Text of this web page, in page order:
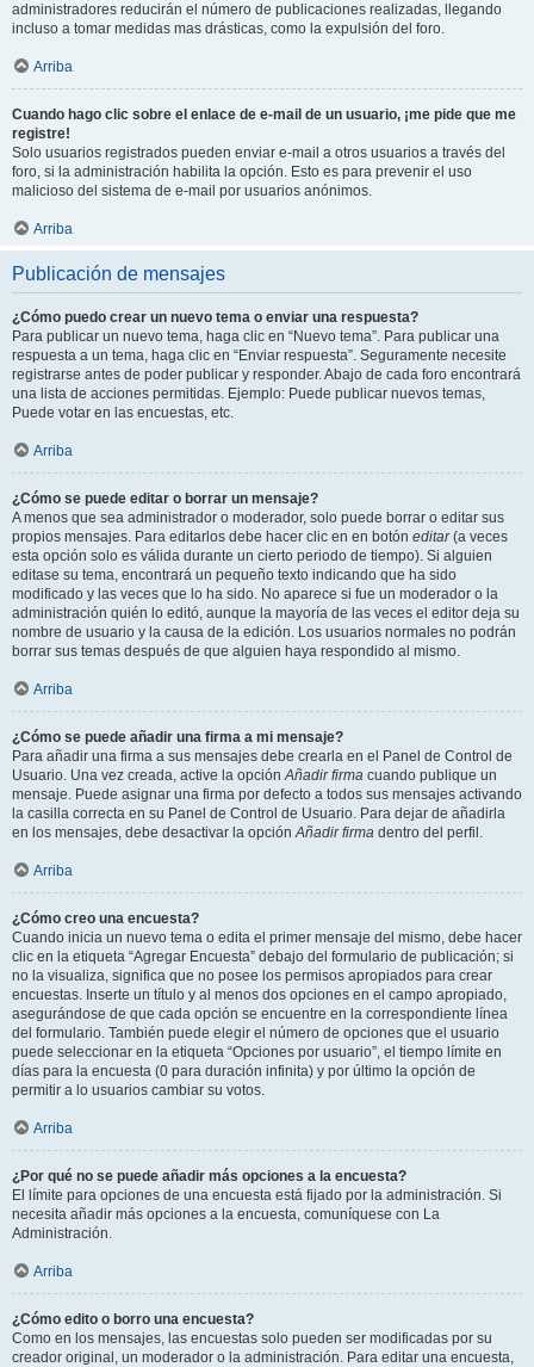
administradores reducirán el número de publicaciones realizadas, llegando
incluso a tomar medidas mas drásticas, como la expulsión del foro.
Arriba
Cuando hago clic sobre el enlace de e-mail de un usuario, ¡me pide que me
registre!
Solo usuarios registrados pueden enviar e-mail a otros usuarios a través del
foro, si la administración habilita la opción. Esto es para prevenir el uso
malicioso del sistema de e-mail por usuarios anónimos.
Arriba
Publicación de mensajes
¿Cómo puedo crear un nuevo tema o enviar una respuesta?
Para publicar un nuevo tema, haga clic en “Nuevo tema”. Para publicar una
respuesta a un tema, haga clic en “Enviar respuesta”. Seguramente necesite
registrarse antes de poder publicar y responder. Abajo de cada foro encontrará
una lista de acciones permitidas. Ejemplo: Puede publicar nuevos temas,
Puede votar en las encuestas, etc.
Arriba
¿Cómo se puede editar o borrar un mensaje?
A menos que sea administrador o moderador, solo puede borrar o editar sus
propios mensajes. Para editarlos debe hacer clic en en botón editar(a veces
esta opción solo es válida durante un cierto periodo de tiempo). Si alguien
editase su tema, encontrará un pequeño texto indicando que ha sido
modificado y las veces que lo ha sido. No aparece si fue un moderador o la
administración quién lo editó, aunque la mayoría de las veces el editor deja su
nombre de usuario y la causa de la edición. Los usuarios normales no podrán
borrar sus temas después de que alguien haya respondido al mismo.
Arriba
¿Cómo se puede añadir una firma a mi mensaje?
Para añadir una firma a sus mensajes debe crearla en el Panel de Control de
Usuario. Una vez creada, active la opciónAñadir firma cuando publique un
mensaje. Puede asignar una firma por defecto a todos sus mensajes activando
la casilla correcta en su Panel de Control de Usuario. Para dejar de añadirla
en los mensajes, debe desactivar la opciónAñadir firma dentro del perfil.
Arriba
¿Cómo creo una encuesta?
Cuando inicia un nuevo tema o edita el primer mensaje del mismo, debe hacer
clic en la etiqueta “Agregar Encuesta” debajo del formulario de publicación; si
no la visualiza, significa que no posee los permisos apropiados para crear
encuestas. Inserte un título y al menos dos opciones en el campo apropiado,
asegurándose de que cada opción se encuentre en la correspondiente línea
del formulario. También puede elegir el número de opciones que el usuario
puede seleccionar en la etiqueta “Opciones por usuario”, el tiempo límite en
días para la encuesta (0 para duración infinita) y por último la opción de
permitir a lo usuarios cambiar su votos.
Arriba
¿Por qué no se puede añadir más opciones a la encuesta?
El límite para opciones de una encuesta está fijado por la administración. Si
necesita añadir más opciones a la encuesta, comuníquese con La
Administración.
Arriba
¿Cómo edito o borro una encuesta?
Como en los mensajes, las encuestas solo pueden ser modificadas por su
creador original, un moderador o la administración. Para editar una encuesta,